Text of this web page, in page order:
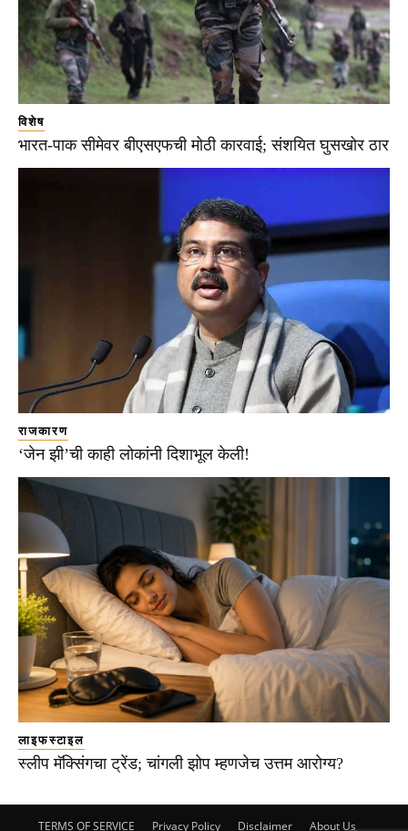
विशेष
भारत-पाक सीमेवर बीएसएफची मोठी कारवाई; संशयित घुसखोर ठार
राजकारण
‘जेन झी’ची काही लोकांनी दिशाभूल केली!
लाइफस्टाइल
स्लीप मॅक्सिंगचा ट्रेंड; चांगली झोप म्हणजेच उत्तम आरोग्य?
TERMS OF SERVICE Privacy Policy Disclaimer About Us